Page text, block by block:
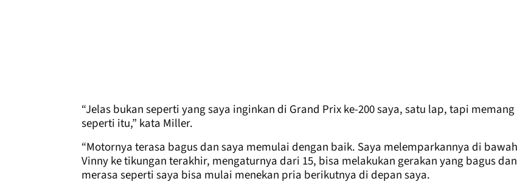
“Jelas bukan seperti yang saya inginkan di Grand Prix ke-200 saya, satu lap, tapi memang
seperti itu,” kata Miller.
“Motornya terasa bagus dan saya memulai dengan baik. Saya melemparkannya di bawah
Vinny ke tikungan terakhir, mengaturnya dari 15, bisa melakukan gerakan yang bagus dan
merasa seperti saya bisa mulai menekan pria berikutnya di depan saya.